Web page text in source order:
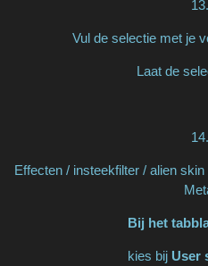
13.
Vul de selectie met je
Laat de
14.
Effecten / insteekfilter / alien
Bij het
kies bij User